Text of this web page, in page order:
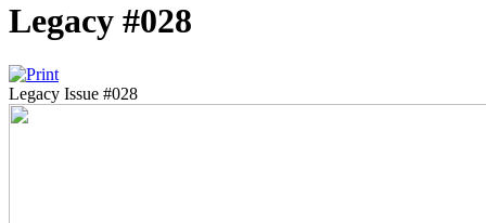
Legacy #028
Legacy Issue #028